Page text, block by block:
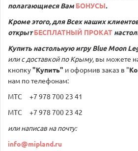
полагающиеся Вам БОНУСЫ.
Кроме этого, для Всех наших
открыт БЕСПЛАТНЫЙ ПРОКАТ
Купить настольную игру Blue Moon
или с доставкой по Крыму, вы можете
кнопку"Купить" и оформив заказ в "
нам по телефонам:
МТС +7 978 700 23 41
МТС +7 978 700 23 42
или написав на почту:
info@mipland.ru